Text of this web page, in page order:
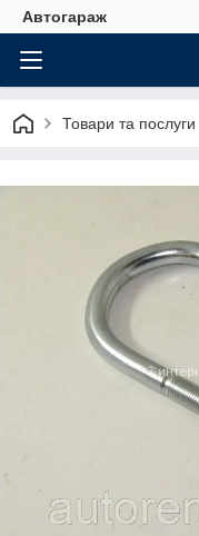
Автогараж
Товари та послуги